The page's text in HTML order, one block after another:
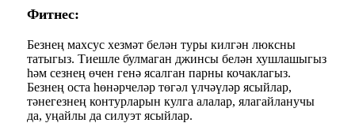
Фитнес:
Безнең махсус хезмәт белән туры килгән люксны
татыгыз. Тиешле булмаган джинсы белән хушлашыгыз
һәм сезнең өчен генә ясалган парны кочаклагыз.
Безнең оста һөнәрчеләр төгәл үлчәүләр ясыйлар,
тәнегезнең контурларын кулга алалар, ялагайланучы
да, уңайлы да силуэт ясыйлар.